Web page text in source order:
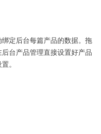
绑定后台每篇产品的数据。拖
台产品管理直接设置好产品
。